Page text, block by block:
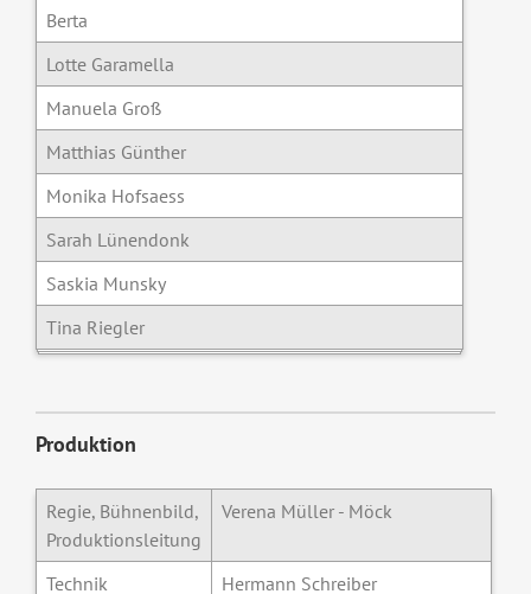
Berta
Lotte Garamella
Manuela Groß
Matthias Günther
Monika Hofsaess
Sarah Lünendonk
Saskia Munsky
Tina Riegler
Produktion
Regie, Bühnenbild,
Produktionsleitung
Verena Müller - Möck
Technik Hermann Schreiber